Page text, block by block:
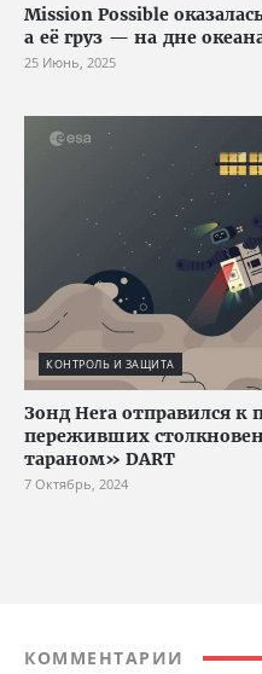
Mission Possible
а её груз — на дне
25 Июнь, 2025
КОНТРОЛЬ И ЗАЩИТА
Зонд Hera отправился к
переживших
тараном» DART
7 Октябрь, 2024
КОММЕНТАРИИ